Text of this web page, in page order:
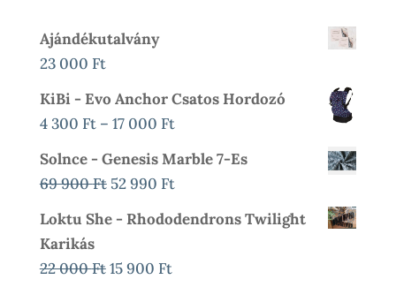
Ajándékutalvány
23 000 Ft
KiBi - Evo Anchor Csatos Hordozó
4 300 Ft – 17 000 FtÁrtartomány:
300 Ft
17
Solnce - Genesis Marble 7-Es
69 900Ft Original
Was:
900 Ft.
52 990 FtCurrent
Is:
Loktu She - Rhododendrons Twilight
Karikás
22 000FtOriginal
15 900 FtCurrent